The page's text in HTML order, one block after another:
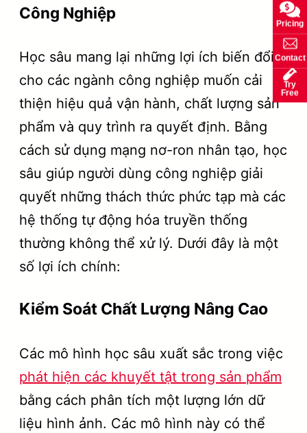
Công Nghiệp
Học sâu mang lại những lợi ích biến đổi
cho các ngành công nghiệp muốn cải
thiện hiệu quả vận hành, chất lượng sản
phẩm và quy trình ra quyết định. Bằng
cách sử dụng mạng nơ-ron nhân tạo, học
sâu giúp người dùng công nghiệp giải
quyết những thách thức phức tạp mà các
hệ thống tự động hóa truyền thống
thường không thể xử lý. Dưới đây là một
số lợi ích chính:
Kiểm Soát Chất Lượng Nâng Cao
Các mô hình học sâu xuất sắc trong việc
phát hiện các khuyết tật trong sản phẩm
bằng cách phân tích một lượng lớn dữ
liệu hình ảnh. Các mô hình này có thể
Pricing
Contact
Try
Free